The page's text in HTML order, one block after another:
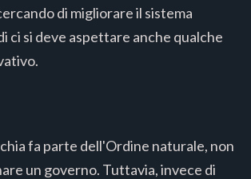
di migliorare il sistema
ci si deve aspettare anche qualche
fa parte dell'Ordine naturale, non
un governo. Tuttavia, invece di